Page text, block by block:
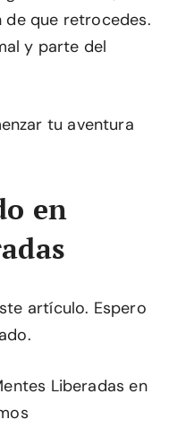
de que retrocedes.
y parte del
tu aventura
en
artículo. Espero
Liberadas en